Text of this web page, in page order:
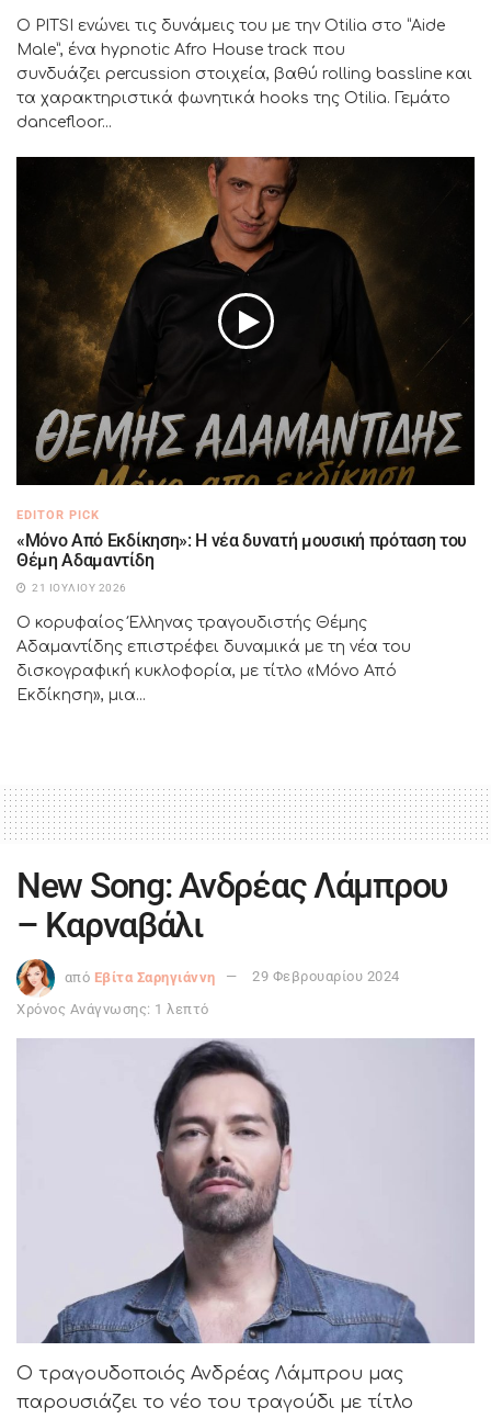
Ο PITSI ενώνει τις δυνάμεις του με την Otilia στο “Aide
Male”, ένα hypnotic Afro House track που
συνδυάζει percussion στοιχεία, βαθύ rolling bassline και
τα χαρακτηριστικά φωνητικά hooks της Otilia. Γεμάτο
dancefloor...
EDITOR PICK
«Μόνο Από Εκδίκηση»: Η νέα δυνατή μουσική πρόταση του
Θέμη Αδαμαντίδη
21 ΙΟΥΛΊΟΥ 2026
Ο κορυφαίος Έλληνας τραγουδιστής Θέμης
Αδαμαντίδης επιστρέφει δυναμικά με τη νέα του
δισκογραφική κυκλοφορία, με τίτλο «Μόνο Από
Εκδίκηση», μια...
New Song: Ανδρέας Λάμπρου
– Καρναβάλι
από Εβίτα Σαρηγιάννη
29 Φεβρουαρίου 2024
Χρόνος Ανάγνωσης: 1 λεπτό
Ο τραγουδοποιός Ανδρέας Λάμπρου μας
παρουσιάζει το νέο του τραγούδι με τίτλο